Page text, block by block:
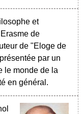
et
de
de "Eloge de
par un
le monde de la
en général.